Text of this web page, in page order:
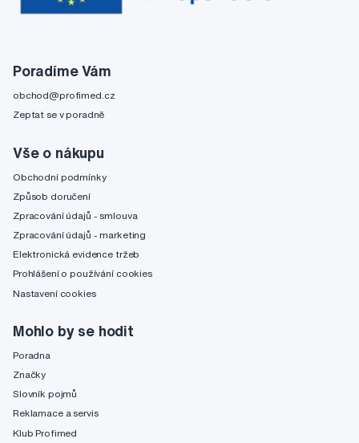
Poradíme Vám
obchod@profimed.cz
Zeptat se v poradně
Vše o nákupu
Obchodní podmínky
Způsob doručení
Zpracování údajů - smlouva
Zpracování údajů - marketing
Elektronická evidence tržeb
Prohlášení o používání cookies
Nastavení cookies
Mohlo by se hodit
Poradna
Značky
Slovník pojmů
Reklamace a servis
Klub Profimed